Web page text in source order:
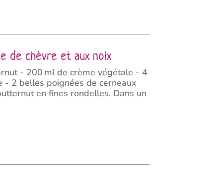
de chèvre et aux noix
- 200 ml de crème végétale - 4
- 2 belles poignées de cerneaux
en fines rondelles. Dans un